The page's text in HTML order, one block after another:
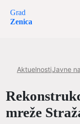
Grad
Zenica
AktuelnostiJavne
mreže